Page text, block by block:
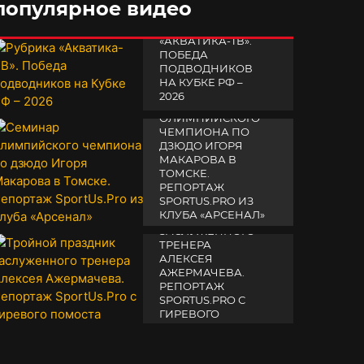
видео
«АКВАТИКА-TВ».
ПОБЕДА
ПОДВОДНИКОВ
НА КУБКЕ РФ –
2026
19 февраля 2026
СЕМИНАР
ОЛИМПИЙСКОГО
ЧЕМПИОНА ПО
ДЗЮДО ИГОРЯ
МАКАРОВА В
ТОМСКЕ.
РЕПОРТАЖ
SPORTUS.PRO ИЗ
КЛУБА «АРСЕНАЛ»
14 апреля 2025
ТРОЙНОЙ
ПРАЗДНИК
ТРЕНЕРА
АЛЕКСЕЯ
АЖЕРМАЧЕВА.
РЕПОРТАЖ
SPORTUS.PRO С
ГИРЕВОГО